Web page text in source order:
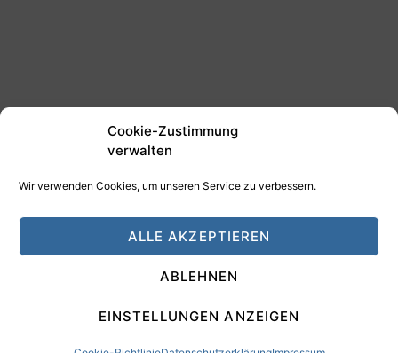
Cookie-Zustimmung
verwalten
Wir verwenden Cookies, um unseren Service zu verbessern.
ALLE AKZEPTIEREN
ABLEHNEN
EINSTELLUNGEN ANZEIGEN
HAMANN DESIGN - Digitale Medien
Impressum Datenschutz